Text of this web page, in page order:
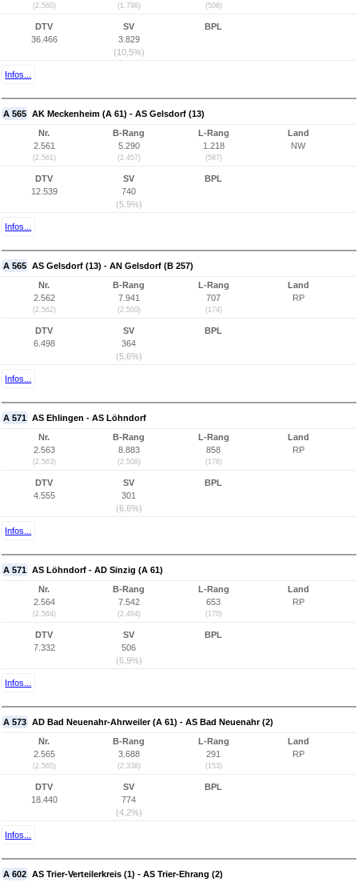
(2.560) (1.798) (506)
DTV
36.466
SV
3.829
(10,5%)
BPL
Infos...
A 565 AK Meckenheim (A 61) - AS Gelsdorf (13)
Nr.
2.561
(2.561)
B-Rang
5.290
(2.457)
L-Rang
1.218
(587)
Land
NW
DTV
12.539
SV
740
(5,9%)
BPL
Infos...
A 565 AS Gelsdorf (13) - AN Gelsdorf (B 257)
Nr.
2.562
(2.562)
B-Rang
7.941
(2.500)
L-Rang
707
(174)
Land
RP
DTV
6.498
SV
364
(5,6%)
BPL
Infos...
A 571 AS Ehlingen - AS Löhndorf
Nr.
2.563
(2.563)
B-Rang
8.883
(2.508)
L-Rang
858
(178)
Land
RP
DTV
4.555
SV
301
(6,6%)
BPL
Infos...
A 571 AS Löhndorf - AD Sinzig (A 61)
Nr.
2.564
(2.564)
B-Rang
7.542
(2.494)
L-Rang
653
(170)
Land
RP
DTV
7.332
SV
506
(6,9%)
BPL
Infos...
A 573 AD Bad Neuenahr-Ahrweiler (A 61) - AS Bad Neuenahr (2)
Nr.
2.565
(2.565)
B-Rang
3.688
(2.338)
L-Rang
291
(153)
Land
RP
DTV
18.440
SV
774
(4,2%)
BPL
Infos...
A 602 AS Trier-Verteilerkreis (1) - AS Trier-Ehrang (2)